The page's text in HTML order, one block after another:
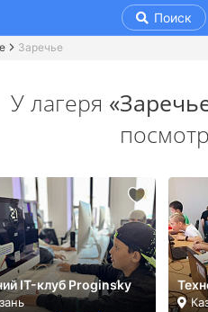
Поиск
Заречье
У лагеря
IT-клуб Proginsky